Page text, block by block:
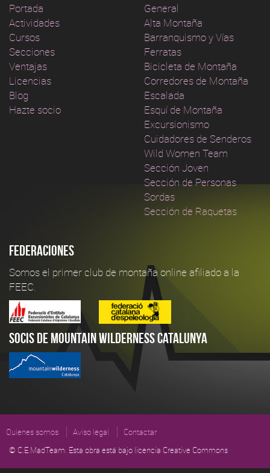
Portada
Actividades
Cursos
Secciones
Ventajas
Licencias
Blog
Hazte socio
General
Alta Montaña
Barranquismo y Vías
Ferratas
Bicicleta de Montaña
Corredores de Montaña
Escalada
Esquí de Montaña
Excursionismo
Cuidadores de Senderos
Wild Women Team
Sección Joven
Sección de Personas
Sordas
Sección de Raquetas
Federaciones
Somos el primer club de montaña online afiliado a la
FEEC.
Socis de Mountain Wilderness Catalunya
Quienes somos Aviso legal
Contactar
© C.E.MadTeam. Esta obra está bajo licencia Creative Commons